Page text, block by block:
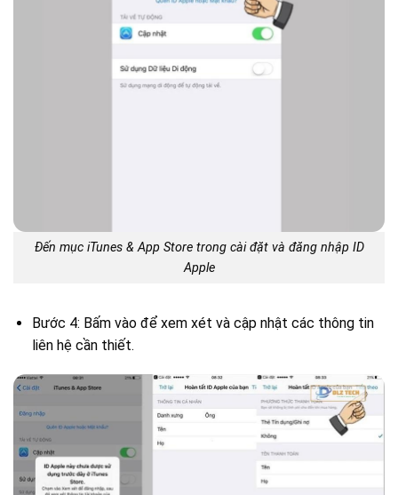
Đến mục iTunes & App Store trong cài đặt và đăng nhập ID
Apple
Bước 4: Bấm vào để xem xét và cập nhật các thông tin
liên hệ cần thiết.